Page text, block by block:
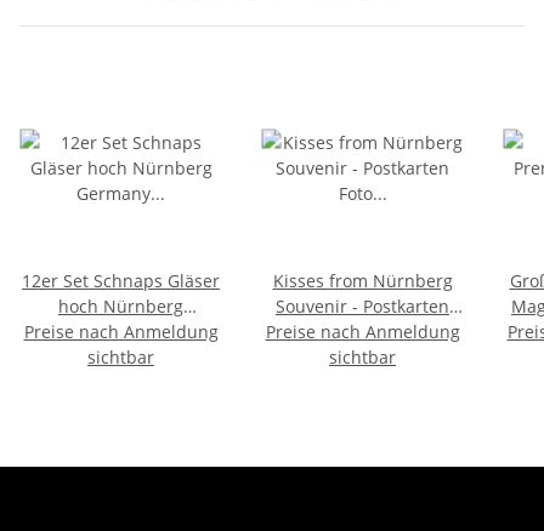
12er Set Schnaps Gläser
hoch Nürnberg
Germany Deutschland
50 ML Schnaps Glas
Preise nach Anmeldung
sichtbar
Kisses from Nürnberg
Souvenir - Postkarten
Foto Magnet Fotomagnet
Germany BRD
Preise nach Anmeldung
sichtbar